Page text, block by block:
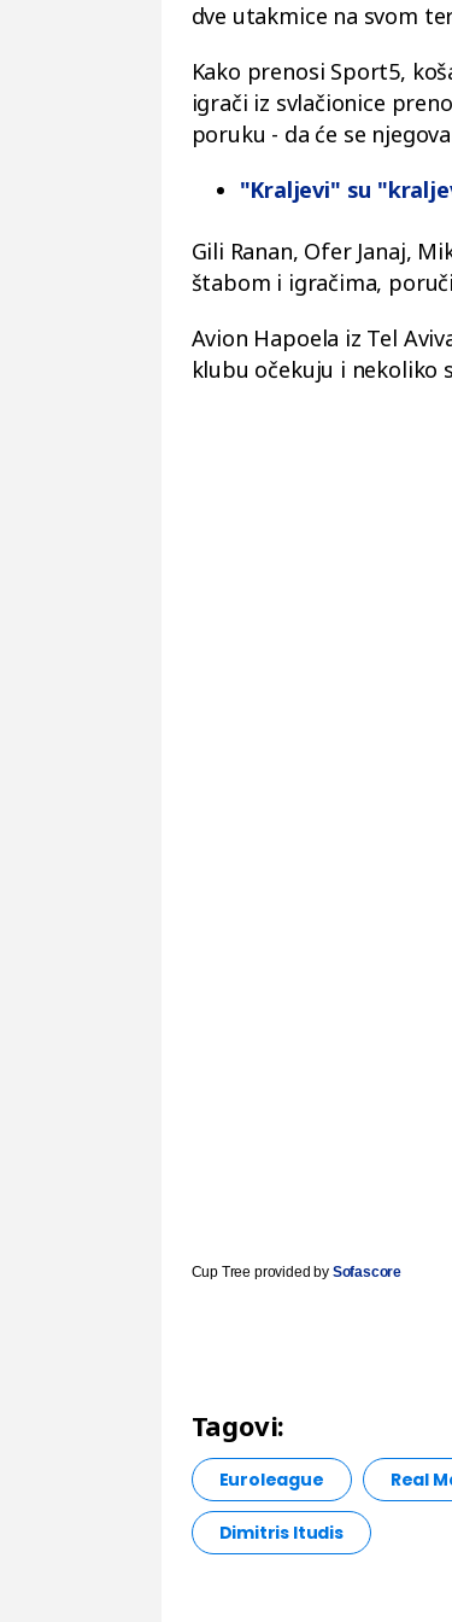
dve utakmice na svom
Kako prenosi Sport5,
igrači iz svlačionice
poruku - da će se
"Kraljevi" su
Gili Ranan, Ofer Janaj,
štabom i igračima,
Avion Hapoela iz Tel
klubu očekuju i nekoliko
Cup Tree provided by Sofascore
Tagovi:
Euroleague Real
Dimitris Itudis